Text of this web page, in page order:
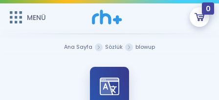
MENÜ
0
Sepetin Şu An Boş.
Remzi Hoca ile seni sınava hazırlayacak onlarca eğitim seni
bekliyor!
MENÜ
Ana Sayfa Sözlük blowup